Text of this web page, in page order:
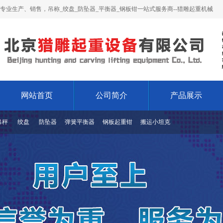
专业生产、销售，吊称_绞盘_防坠器_平衡器_钢板钳一站式服务商--猎雕起重机械
网站首页 公司简介 产品展示
秤 绞盘 防坠器 弹簧平衡器 钢板起重钳 搬运小坦克